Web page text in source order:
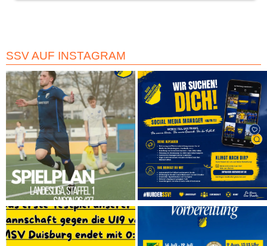
SSV AUF INSTAGRAM